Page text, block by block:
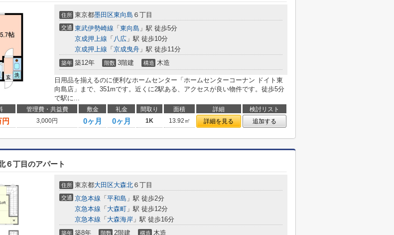
住所 東京都墨田区東向島 ６丁目
交通 東武伊勢崎線 「 東向島 」駅 徒歩5分
京成押上線 「 八広 」駅 徒歩10分
京成押上線 「 京成曳舟 」駅 徒歩11分
築年 築12年 階数 3階建 構造 木造
日用品を揃えるのに便利なホームセンター「ホームセンターコーナン ドイト東
向島店」まで、351mです。近くに2駅ある、アクセスが良い物件です。徒歩5分
で駅に...
管理費・共益費 敷金 礼金 間取り 面積 詳細
検討リスト
3,000円 0ヶ月 0ヶ月 1K 13.92㎡ 詳細を見る 追加する
６丁目のアパート
住所 東京都大田区大森北 ６丁目
交通 京急本線 「 平和島 」駅 徒歩2分
京急本線 「 大森町 」駅 徒歩12分
京急本線 「 大森海岸 」駅 徒歩16分
築年 築8年 階数 2階建 構造 木造